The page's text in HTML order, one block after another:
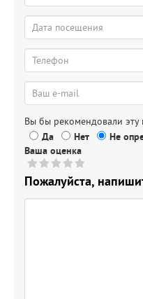
Вы бы рекомендовали эту
Да
Нет
Не
Ваша оценка
Пожалуйста,